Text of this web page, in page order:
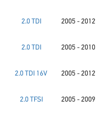
2.0 TDI 2005 - 2012
2.0 TDI 2005 - 2010
2.0 TDI 16V 2005 - 2012
2.0 TFSI 2005 - 2009